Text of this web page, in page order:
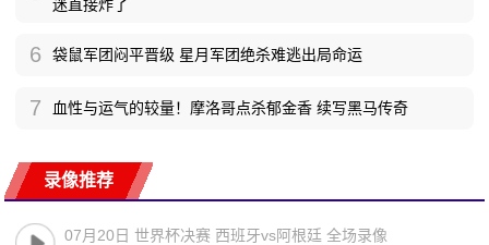
迷直接炸了
6 袋鼠军团闷平晋级 星月军团绝杀难逃出局命运
7 血性与运气的较量！摩洛哥点杀郁金香 续写黑马传奇
录像推荐
07月20日 世界杯决赛 西班牙vs阿根廷 全场录像